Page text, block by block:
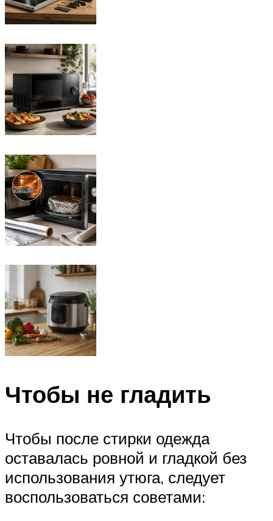
Чтобы не гладить
Чтобы после стирки одежда
оставалась ровной и гладкой без
использования утюга, следует
воспользоваться советами: